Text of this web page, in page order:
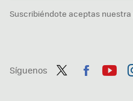
Suscribiéndote aceptas nuestra
Síguenos